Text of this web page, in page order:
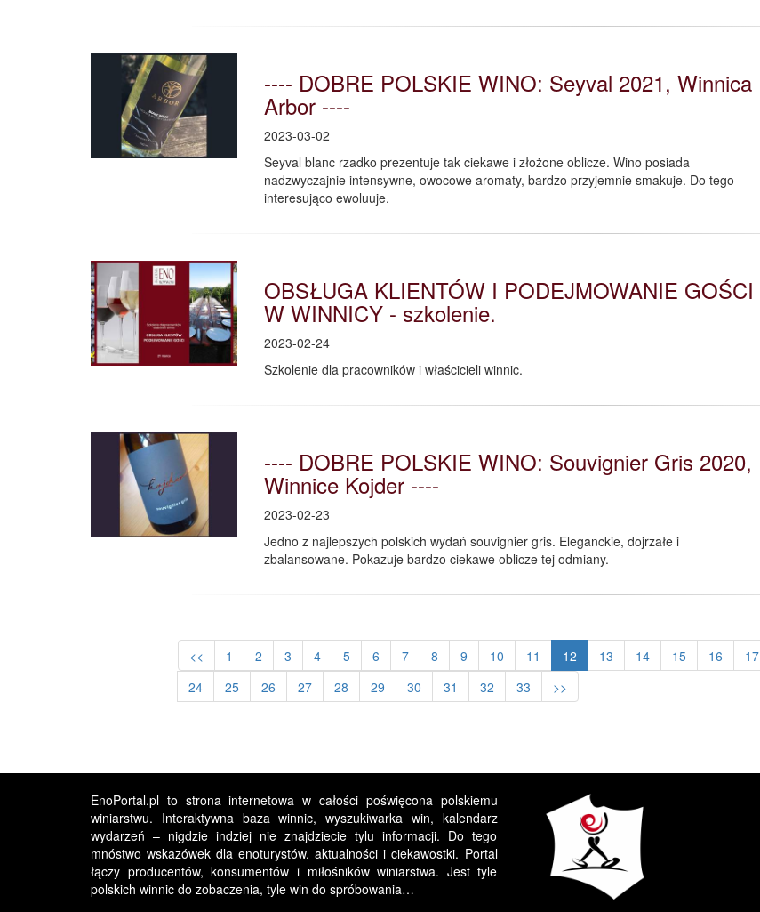
---- DOBRE POLSKIE WINO: Seyval 2021, Winnica
Arbor ----
2023-03-02
Seyval blanc rzadko prezentuje tak ciekawe i złożone oblicze. Wino posiada
nadzwyczajnie intensywne, owocowe aromaty, bardzo przyjemnie smakuje. Do tego
interesująco ewoluuje.
OBSŁUGA KLIENTÓW I PODEJMOWANIE GOŚCI
W WINNICY - szkolenie.
2023-02-24
Szkolenie dla pracowników i właścicieli winnic.
---- DOBRE POLSKIE WINO: Souvignier Gris 2020,
Winnice Kojder ----
2023-02-23
Jedno z najlepszych polskich wydań souvignier gris. Eleganckie, dojrzałe i
zbalansowane. Pokazuje bardzo ciekawe oblicze tej odmiany.
<< 1 2 3 4 5 6 7 8 9 10 11 12 13 14 15 16 17
24
25 26 27 28 29 30 31 32 33 >>
EnoPortal.pl to strona internetowa w całości poświęcona polskiemu
winiarstwu. Interaktywna baza winnic, wyszukiwarka win, kalendarz
wydarzeń – nigdzie indziej nie znajdziecie tylu informacji. Do tego
mnóstwo wskazówek dla enoturystów, aktualności i ciekawostki. Portal
łączy producentów, konsumentów i miłośników winiarstwa. Jest tyle
polskich winnic do zobaczenia, tyle win do spróbowania…